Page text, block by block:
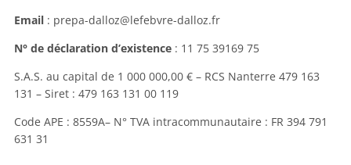
Email: prepa-dalloz@lefebvre-dalloz.fr
N° de déclaration d’existence: 11 75 39169 75
S.A.S. au capital de 1 000 000,00 € – RCS Nanterre 479 163
131 – Siret : 479 163 131 00 119
Code APE : 8559A– N° TVA intracommunautaire : FR 394 791
631 31